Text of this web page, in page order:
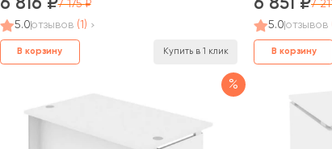
6 816
7 175
5.0отзывов (1)
В корзину Купить в 1 клик
6 851
7
5.0отзывов
В корзину
%